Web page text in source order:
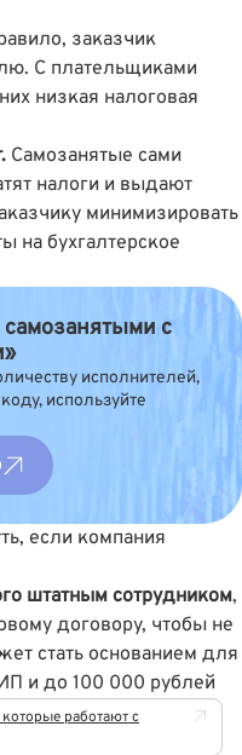
заказчик
С плательщиками
низкая налоговая
Самозанятые сами
налоги и выдают
минимизировать
на бухгалтерское
самозанятыми с
исполнителей,
используйте
если компания
штатным сотрудником,
договору, чтобы не
стать основанием для
и до 100 000 рублей
работают с